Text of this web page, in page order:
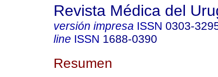
Revista Médica del
versión impresa ISSN 0303-
line ISSN 1688-0390
Resumen